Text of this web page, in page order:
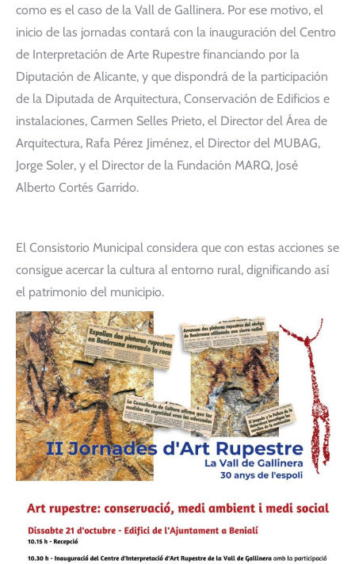
como es el caso de la Vall de Gallinera. Por ese motivo, el
inicio de las jornadas contará con la inauguración del Centro
de Interpretación de Arte Rupestre financiando por la
Diputación de Alicante, y que dispondrá de la participación
de la Diputada de Arquitectura, Conservación de Edificios e
instalaciones, Carmen Selles Prieto, el Director del Área de
Arquitectura, Rafa Pérez Jiménez, el Director del MUBAG,
Jorge Soler, y el Director de la Fundación MARQ, José
Alberto Cortés Garrido.
El Consistorio Municipal considera que con estas acciones se
consigue acercar la cultura al entorno rural, dignificando así
el patrimonio del municipio.